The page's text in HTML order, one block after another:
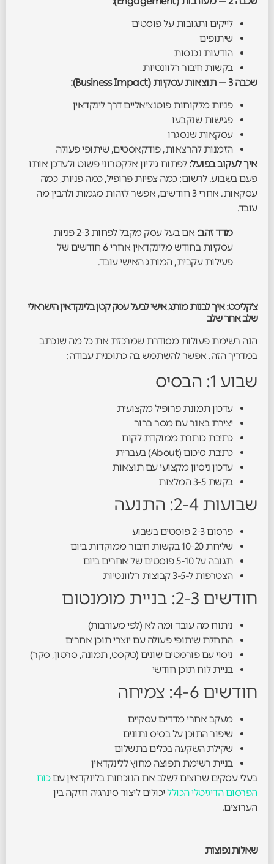
לייקים ותגובות על פוסטים
שיתופים
הודעות נכנסות
בקשות חיבור רלוונטיות
שכבה 3 — תוצאות עסקיות (Business Impact):
פניות מלקוחות פוטנציאליים דרך לינקדאין
פגישות שנקבעו
עסקאות שנסגרו
הזמנות להרצאות, פודקאסטים, שיתופי פעולה
איך לעקוב בפועל: לפתוח גיליון אלקטרוני פשוט ולעדכן אותו
פעם בשבוע. לרשום: כמה צפיות פרופיל, כמה פניות, כמה
עסקאות. אחרי 3 חודשים, אפשר לזהות מגמות ולהבין מה
עובד.
מדד זהב:
אם בעל עסק מקבל לפחות 2-3 פניות
עסקיות בחודש מלינקדאין אחרי 6 חודשים של
פעילות עקבית, המותג האישי עובד.
צ'קליסט: איך לבנות מותג אישי לבעל עסק קטן בלינקדאין הישראלי
שלב אחר שלב
הנה רשימת פעולות מסודרת שמרכזת את כל מה שנכתב
במדריך הזה. אפשר להשתמש בה כתוכנית עבודה:
שבוע 1: הבסיס
עדכון תמונת פרופיל מקצועית
יצירת באנר עם מסר ברור
כתיבת כותרת ממוקדת לקוח
כתיבת סיכום (About) בעברית
עדכון ניסיון מקצועי עם תוצאות
בקשת 3-5 המלצות
שבועות 2-4: התנעה
פרסום 2-3 פוסטים בשבוע
שליחת 10-20 בקשות חיבור ממוקדות ביום
תגובה על 5-10 פוסטים של אחרים ביום
הצטרפות ל-3-5 קבוצות רלוונטיות
חודשים 2-3: בניית מומנטום
ניתוח מה עובד ומה לא (לפי מעורבות)
התחלת שיתופי פעולה עם יוצרי תוכן אחרים
ניסוי עם פורמטים שונים (טקסט, תמונה, סרטון, סקר)
בניית לוח תוכן חודשי
חודשים 4-6: צמיחה
מעקב אחרי מדדים עסקיים
שיפור התוכן על בסיס נתונים
שקילת השקעה בכלים בתשלום
בניית רשימת תפוצה מחוץ ללינקדאין
בעלי עסקים שרוצים לשלב את הנוכחות בלינקדאין עםכוח
הפרסום הדיגיטלי הכולליכולים ליצור סינרגיה חזקה בין
הערוצים.
שאלות נפוצות